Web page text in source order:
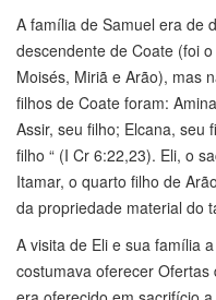
A família de Samuel era de
descendente de Coate (foi
Moisés, Miriã e Arão), mas
filhos de Coate foram:
Assir, seu filho; Elcana, seu
filho “ (I Cr 6:22,23). Eli, o
Itamar, o quarto filho de
da propriedade material do
A visita de Eli e sua família
costumava oferecer